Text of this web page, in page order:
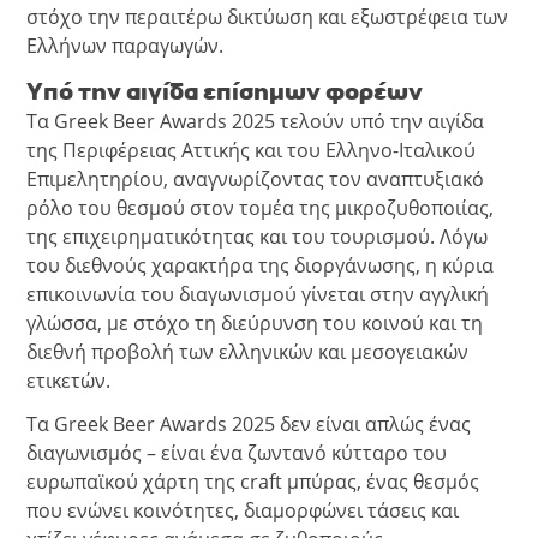
στόχο την περαιτέρω δικτύωση και εξωστρέφεια των
Ελλήνων παραγωγών.
Υπό την αιγίδα επίσημων φορέων
Τα Greek Beer Awards 2025 τελούν υπό την αιγίδα
της Περιφέρειας Αττικής και του Ελληνο-Ιταλικού
Επιμελητηρίου, αναγνωρίζοντας τον αναπτυξιακό
ρόλο του θεσμού στον τομέα της μικροζυθοποιίας,
της επιχειρηματικότητας και του τουρισμού. Λόγω
του διεθνούς χαρακτήρα της διοργάνωσης, η κύρια
επικοινωνία του διαγωνισμού γίνεται στην αγγλική
γλώσσα, με στόχο τη διεύρυνση του κοινού και τη
διεθνή προβολή των ελληνικών και μεσογειακών
ετικετών.
Τα Greek Beer Awards 2025 δεν είναι απλώς ένας
διαγωνισμός – είναι ένα ζωντανό κύτταρο του
ευρωπαϊκού χάρτη της craft μπύρας, ένας θεσμός
που ενώνει κοινότητες, διαμορφώνει τάσεις και